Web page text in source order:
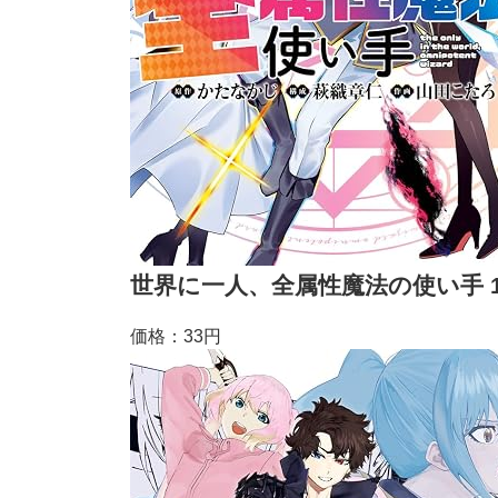
世界に一人、全属性魔法の使い手
価格：33円